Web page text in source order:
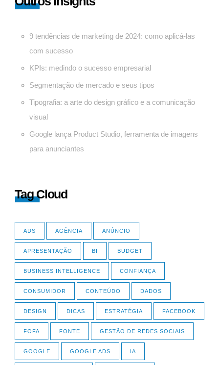
9 tendências de marketing de 2024: como aplicá-las
com sucesso
KPIs: medindo o sucesso empresarial
Segmentação de mercado e seus tipos
Tipografia: a arte do design gráfico e a comunicação
visual
Google lança Product Studio, ferramenta de imagens
para anunciantes
Tag Cloud
ADS AGÊNCIA ANÚNCIO
APRESENTAÇÃO BI BUDGET
BUSINESS INTELLIGENCE CONFIANÇA
CONSUMIDOR CONTEÚDO DADOS
DESIGN DICAS ESTRATÉGIA FACEBOOK
FOFA FONTE GESTÃO DE REDES SOCIAIS
GOOGLE GOOGLE ADS IA